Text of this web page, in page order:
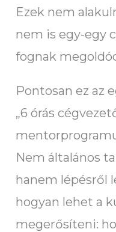
Ezek nem
nem is egy-egy
fognak
Pontosan ez az
„6 órás
Nem általános
hanem lépésről
hogyan lehet a
megerősíteni: